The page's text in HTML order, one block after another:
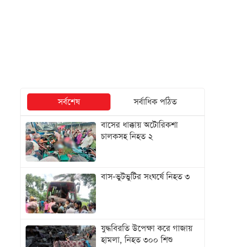
সর্বশেষ
সর্বাধিক পঠিত
বাসের ধাক্কায় অটোরিকশা
চালকসহ নিহত ২
বাস-ভুটভুটির সংঘর্ষে নিহত ৩
যুদ্ধবিরতি উপেক্ষা করে গাজায়
হামলা, নিহত ৩০০ শিশু